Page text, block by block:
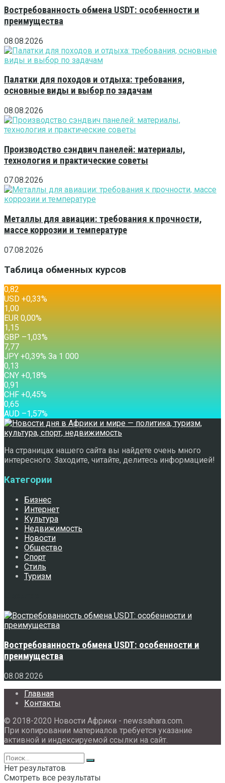
Востребованность обмена USDT: особенности и
преимущества
08.08.2026
Палатки для походов и отдыха: требования,
основные виды и выбор по задачам
08.08.2026
Производство сэндвич панелей: материалы,
технология и практические советы
07.08.2026
Металлы для авиации: требования к прочности,
массе коррозии и температуре
07.08.2026
Таблица обменных курсов
0,82
USD +0,33%
1,00
EUR 0,00%
1,15
GBP –1,03%
7,77
JPY +0,39% За 1 000
0,13
CNY +0,18%
0,91
CHF +0,45%
0,65
AUD –1,57%
На страницах нашего сайта вы найдете очень много
интересного. Заходите, читайте, делитесь информацией!
Категории
Бизнес
Интернет
Культура
Недвижимость
Новости
Общество
Спорт
Стиль
Туризм
Востребованность обмена USDT: особенности и
преимущества
08.08.2026
Главная
Контакты
© 2018-2020 Новости Африки - newssahara.com.
При копировании материалов требуется указание
активной и индексируемой ссылки на сайт.
Нет результатов
Смотреть все результаты